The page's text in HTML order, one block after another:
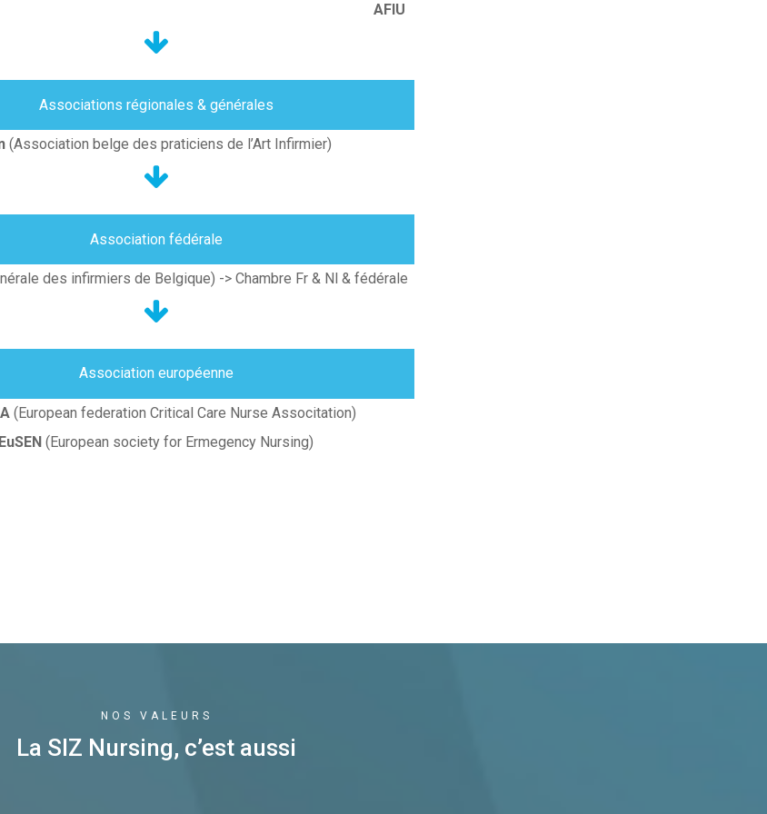
AFIU
Associations régionales & générales
(Association belge des praticiens de l’Art Infirmier)
Association fédérale
des infirmiers de Belgique) -> Chambre Fr & Nl & fédérale
Association européenne
(European federation Critical Care Nurse Associtation)
EuSEN(European society for Ermegency Nursing)
NOS VALEURS
La SIZ Nursing, c’est aussi